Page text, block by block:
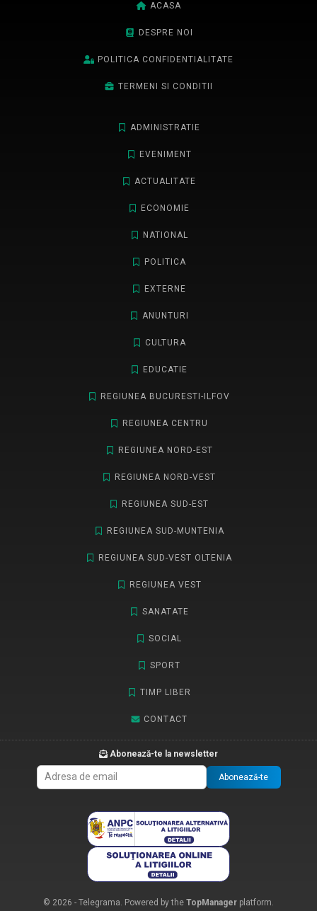
ACASA
DESPRE NOI
POLITICA CONFIDENTIALITATE
TERMENI SI CONDITII
ADMINISTRATIE
EVENIMENT
ACTUALITATE
ECONOMIE
NATIONAL
POLITICA
EXTERNE
ANUNTURI
CULTURA
EDUCATIE
REGIUNEA BUCURESTI-ILFOV
REGIUNEA CENTRU
REGIUNEA NORD-EST
REGIUNEA NORD-VEST
REGIUNEA SUD-EST
REGIUNEA SUD-MUNTENIA
REGIUNEA SUD-VEST OLTENIA
REGIUNEA VEST
SANATATE
SOCIAL
SPORT
TIMP LIBER
CONTACT
Abonează-te la newsletter
Abonează-te
© 2026 - Telegrama. Powered by the TopManager platform.